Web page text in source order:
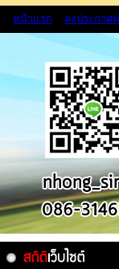
หน้าแรก ลงประกาศ